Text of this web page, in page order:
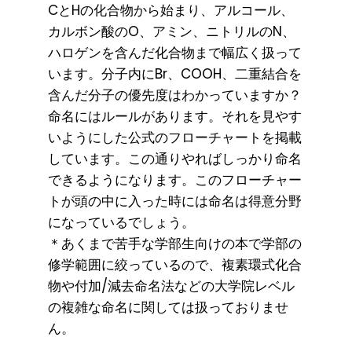
CとHの化合物から始まり、アルコール、
カルボン酸のO、アミン、ニトリルのN、
ハロゲンを含んだ化合物まで幅広く扱って
います。分子内にBr、COOH、二重結合を
含んだ分子の優先度はわかっていますか？
命名にはルールがあります。それを見やす
いようにした公式のフローチャートを掲載
しています。この通りやればしっかり命名
できるようになります。このフローチャー
トが頭の中に入った時には命名は得意分野
になっているでしょう。
＊あくまで苦手な学部生向けの本で学部の
修学範囲に絞っているので、複素環式化合
物や付加/減去命名法などの大学院レベル
の複雑な命名に関しては扱っておりませ
ん。